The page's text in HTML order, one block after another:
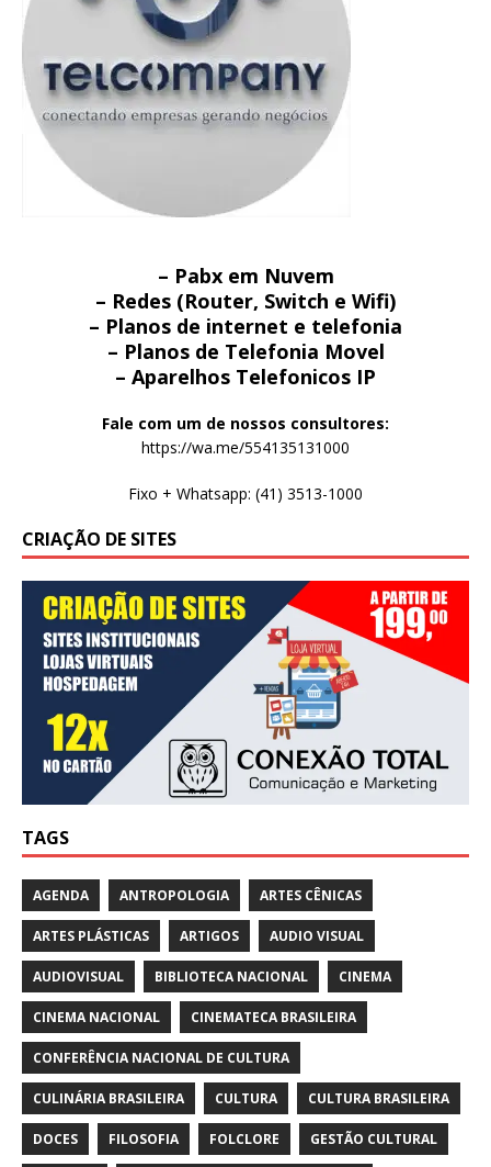
– Pabx em Nuvem
– Redes (Router, Switch e Wifi)
– Planos de internet e telefonia
– Planos de Telefonia Movel
– Aparelhos Telefonicos IP
Fale com um de nossos consultores:
https://wa.me/554135131000
Fixo + Whatsapp: (41) 3513-1000
CRIAÇÃO DE SITES
TAGS
AGENDA ANTROPOLOGIA ARTES CÊNICAS
ARTES PLÁSTICAS ARTIGOS AUDIO VISUAL
AUDIOVISUAL BIBLIOTECA NACIONAL CINEMA
CINEMA NACIONAL CINEMATECA BRASILEIRA
CONFERÊNCIA NACIONAL DE CULTURA
CULINÁRIA BRASILEIRA CULTURA CULTURA BRASILEIRA
DOCES FILOSOFIA FOLCLORE GESTÃO CULTURAL